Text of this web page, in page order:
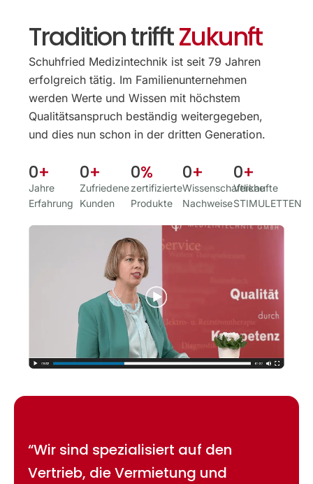
Tradition trifftZukunft
Schuhfried Medizintechnik ist seit 79 Jahren
erfolgreich tätig. Im Familien­unternehmen
werden Werte und Wissen mit höchstem
Qualitäts­anspruch beständig weitergegeben,
und dies nun schon in der dritten Generation.
Jahre
Erfahrung
0+
Zufriedene
Kunden
0+
zertifizierte
Produkte
0%
Wissenschaftliche
Nachweise
0+
Verkaufte
STIMULETTEN
0+
“Wir sind spezialisiert auf den
Vertrieb, die Vermietung und